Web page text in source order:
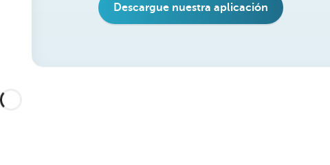
Descargue nuestra aplicación